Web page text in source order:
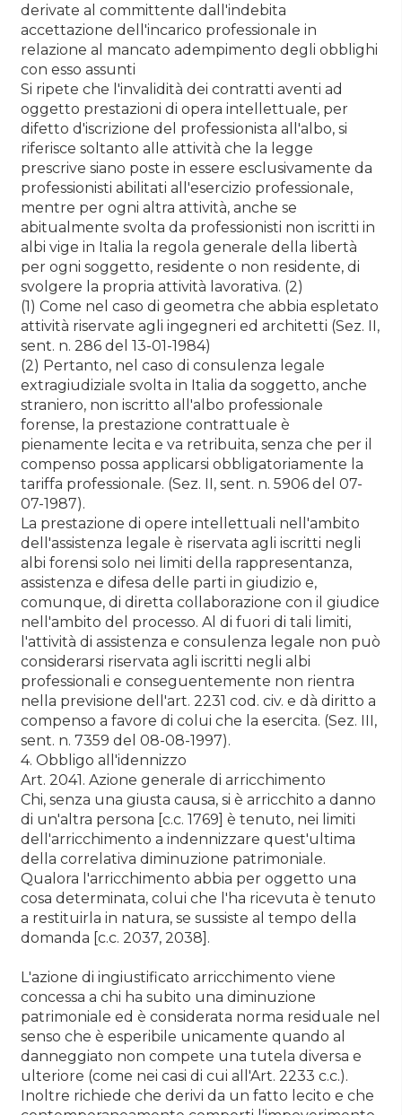
derivate al committente dall'indebita
accettazione dell'incarico professionale in
relazione al mancato adempimento degli obblighi
con esso assunti
Si ripete che l'invalidità dei contratti aventi ad
oggetto prestazioni di opera intellettuale, per
difetto d'iscrizione del professionista all'albo, si
riferisce soltanto alle attività che la legge
prescrive siano poste in essere esclusivamente da
professionisti abilitati all'esercizio professionale,
mentre per ogni altra attività, anche se
abitualmente svolta da professionisti non iscritti in
albi vige in Italia la regola generale della libertà
per ogni soggetto, residente o non residente, di
svolgere la propria attività lavorativa. (2)
(1) Come nel caso di geometra che abbia espletato
attività riservate agli ingegneri ed architetti (Sez. II,
sent. n. 286 del 13-01-1984)
(2) Pertanto, nel caso di consulenza legale
extragiudiziale svolta in Italia da soggetto, anche
straniero, non iscritto all'albo professionale
forense, la prestazione contrattuale è
pienamente lecita e va retribuita, senza che per il
compenso possa applicarsi obbligatoriamente la
tariffa professionale. (Sez. II, sent. n. 5906 del 07-
07-1987).
La prestazione di opere intellettuali nell'ambito
dell'assistenza legale è riservata agli iscritti negli
albi forensi solo nei limiti della rappresentanza,
assistenza e difesa delle parti in giudizio e,
comunque, di diretta collaborazione con il giudice
nell'ambito del processo. Al di fuori di tali limiti,
l'attività di assistenza e consulenza legale non può
considerarsi riservata agli iscritti negli albi
professionali e conseguentemente non rientra
nella previsione dell'art. 2231 cod. civ. e dà diritto a
compenso a favore di colui che la esercita. (Sez. III,
sent. n. 7359 del 08-08-1997).
4. Obbligo all'idennizzo
Art. 2041. Azione generale di arricchimento
Chi, senza una giusta causa, si è arricchito a danno
di un'altra persona [c.c. 1769] è tenuto, nei limiti
dell'arricchimento a indennizzare quest'ultima
della correlativa diminuzione patrimoniale.
Qualora l'arricchimento abbia per oggetto una
cosa determinata, colui che l'ha ricevuta è tenuto
a restituirla in natura, se sussiste al tempo della
domanda [c.c. 2037, 2038].
L'azione di ingiustificato arricchimento viene
concessa a chi ha subito una diminuzione
patrimoniale ed è considerata norma residuale nel
senso che è esperibile unicamente quando al
danneggiato non compete una tutela diversa e
ulteriore (come nei casi di cui all'Art. 2233 c.c.).
Inoltre richiede che derivi da un fatto lecito e che